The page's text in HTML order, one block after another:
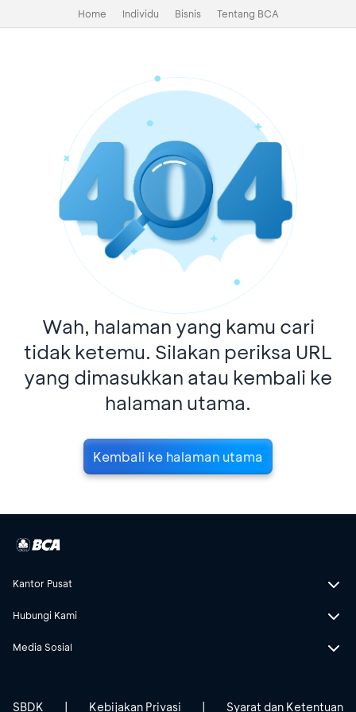
Home Individu Bisnis Tentang BCA
Wah, halaman yang kamu cari
tidak ketemu. Silakan periksa URL
yang dimasukkan atau kembali ke
halaman utama.
Kembali ke halaman utama
Kantor Pusat
Hubungi Kami
Media Sosial
SBDK Kebijakan Privasi Syarat dan Ketentuan